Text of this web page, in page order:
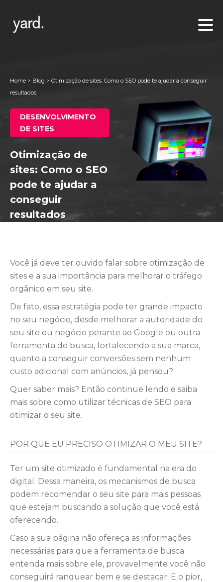
Home > Blog > Otimização de sites: Como o SEO pode te ajudar a conseguir
resultados
DESENVOLVIMENTO
DE SITES
Otimização de
sites: Como o SEO
pode te ajudar a
conseguir
resultados
Você já deve ter ouvido falar sobre otimização de
sites e a sua importância para melhorar o tráfego
orgânico em seu site.
De fato, essa estratégia pode ter grande impacto
no seu negócio, desde melhorar a autoridade do
seu site ou negócio perante ao Google ou outra
ferramenta de busca, fortalecendo a sua marca,
quanto a conseguir conversões sem nenhum
custo adicional com anúncios, já pensou?
Quer saber mais? Então continue lendo e saiba
mais sobre como utilizar técnicas de SEO para
otimizar o seu site.
POR QUE EU PRECISO OTIMIZAR O MEU SITE?
Ter um site otimizado é fundamental na era do
digital. Dessa maneira, os mecanismos de busca
podem recomendar o seu site para mais pessoas
que estejam buscando a solução que você está
oferecendo.
Caso a sua página não ofereça as informações
necessárias para que a ferramenta de busca
entenda mais sobre ele, provavelmente você não
conseguirá ranquear bem e se destacar. E o pior,